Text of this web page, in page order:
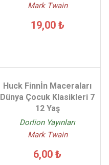
Mark Twain
19,00 ₺
Huck Finnİn Maceraları
Dünya Çocuk Klasikleri 7
12 Yaş
Dorlion Yayınları
Mark Twain
6,00 ₺